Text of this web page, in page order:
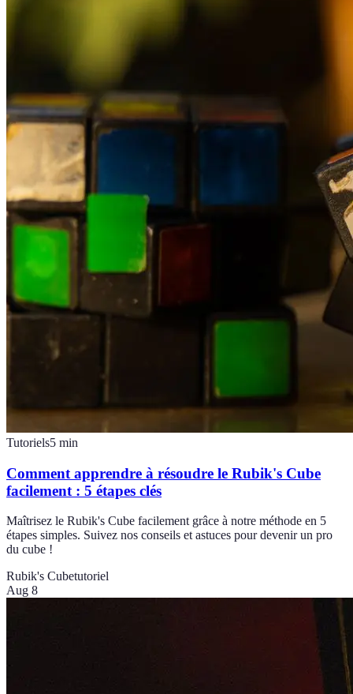
Tutoriels5 min
Comment apprendre à résoudre le Rubik's Cube
facilement : 5 étapes clés
Maîtrisez le Rubik's Cube facilement grâce à notre méthode en 5
étapes simples. Suivez nos conseils et astuces pour devenir un pro
du cube !
Rubik's Cubetutoriel
Aug 8